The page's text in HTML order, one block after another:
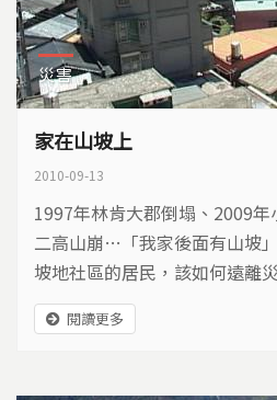
災害
家在山坡上
2010-09-13
1997年林肯大郡倒塌、2009
二高山崩…「我家後面有山坡
坡地社區的居民，該如何遠離
縣新店的一處山坡上，社區居
衛家園…
閱讀更多